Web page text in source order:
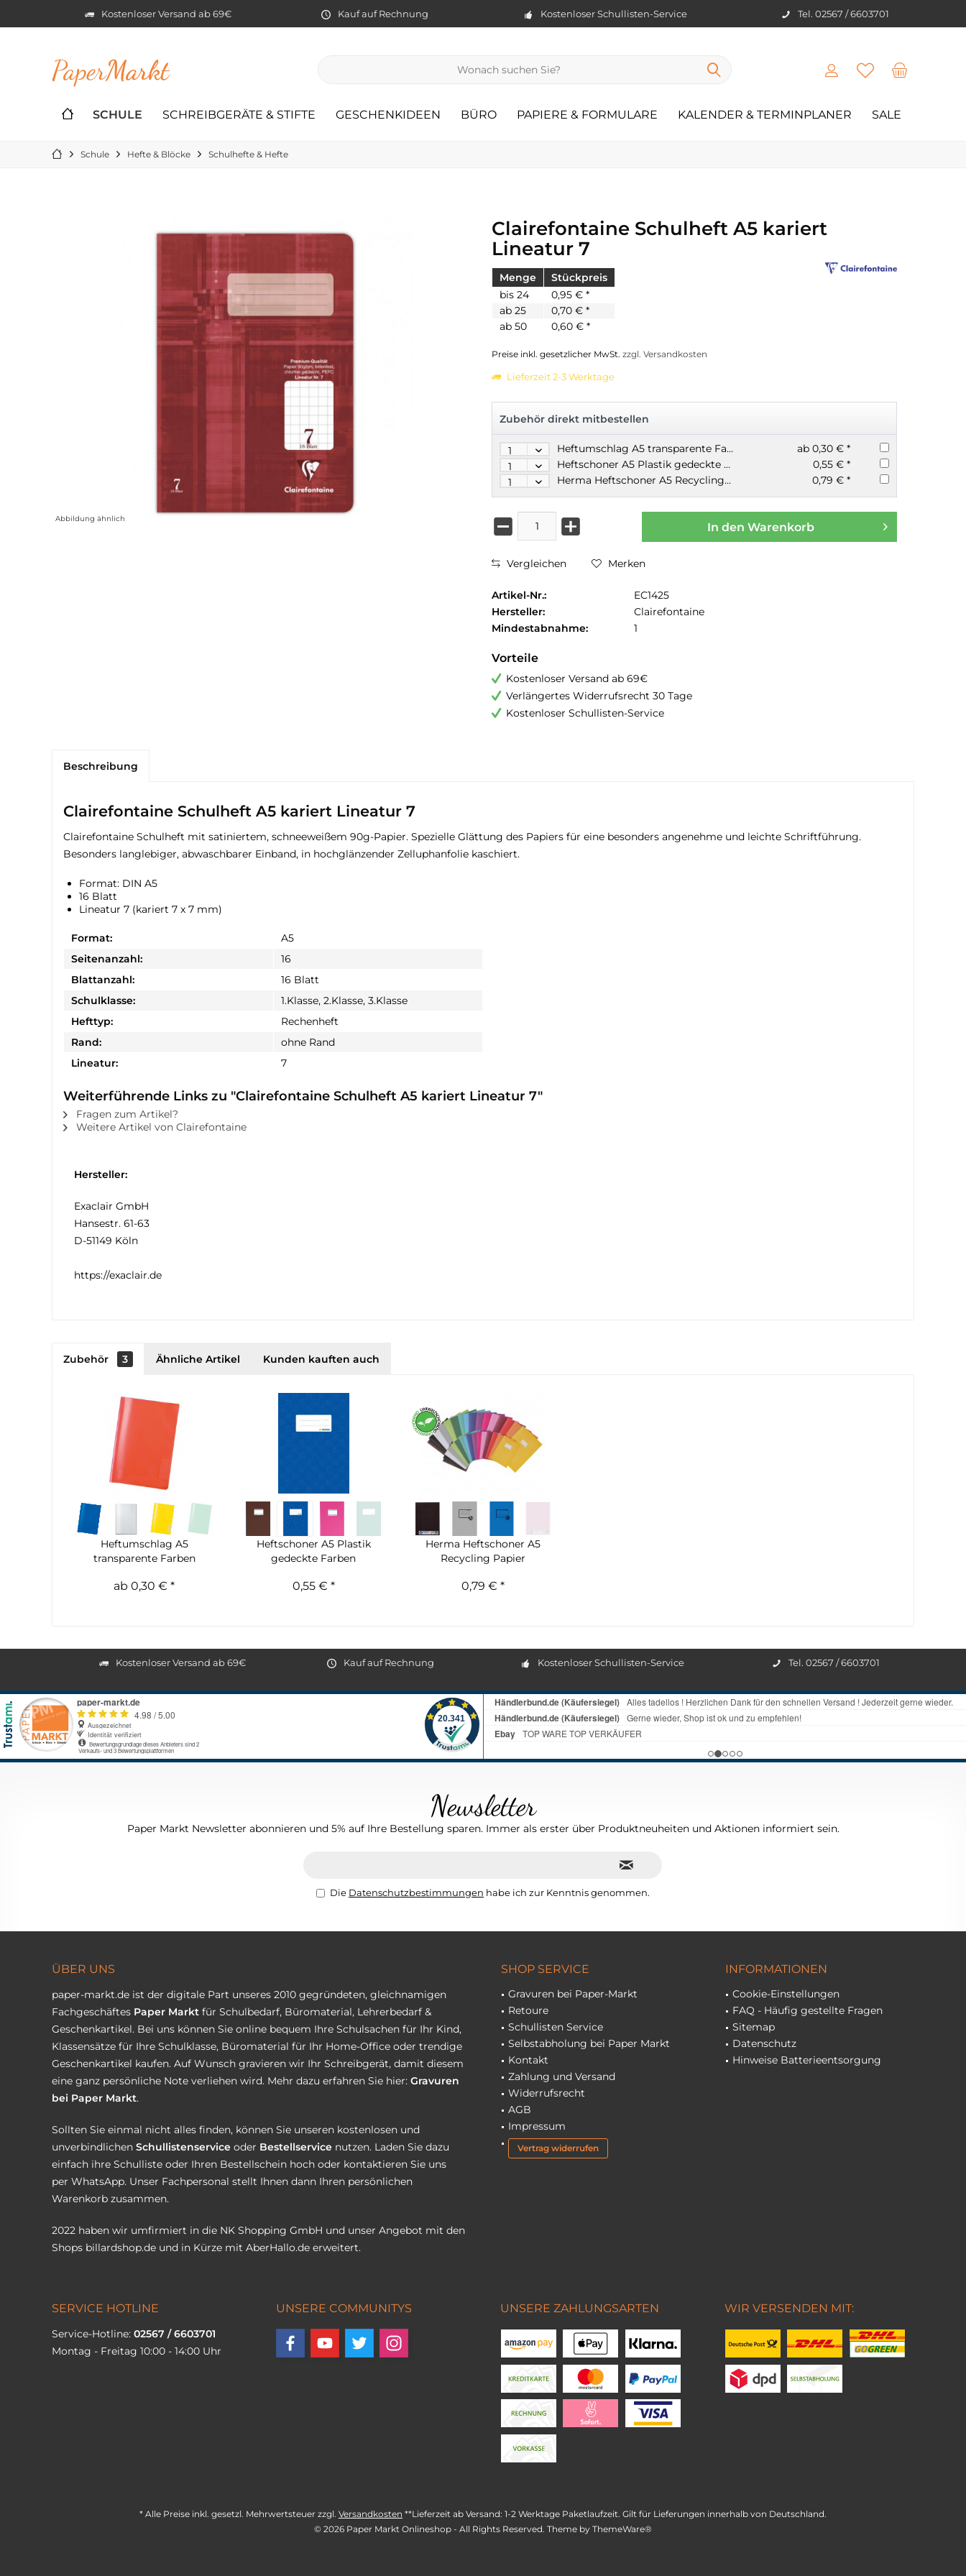
Kostenloser Versand ab 69€ Kauf auf Rechnung Kostenloser Schullisten-Service Tel. 02567 / 6603701
PaperMarkt
SCHULE SCHREIBGERÄTE & STIFTE GESCHENKIDEEN BÜRO PAPIERE & FORMULARE KALENDER & TERMINPLANER SALE
Schule Hefte & Blöcke Schulhefte & Hefte
Abbildung ähnlich
Clairefontaine Schulheft A5 kariert
Lineatur 7
Menge
Stückpreis
bis 24
0,95 € *
ab 25
0,70 € *
ab 50 0,60 € *
Preise inkl. gesetzlicher MwSt. zzgl. Versandkosten
Lieferzeit 2-3 Werktage
Zubehör direkt mitbestellen
Heftumschlag A5 transparente Farben
ab 0,30 € *
Heftschoner A5 Plastik gedeckte Farben
0,55 € *
Herma Heftschoner A5 Recycling Papier
0,79 € *
In den Warenkorb
Vergleichen Merken
Artikel-Nr.:
EC1425
Hersteller:
Clairefontaine
Mindestabnahme:
1
Vorteile
Kostenloser Versand ab 69€
Verlängertes Widerrufsrecht 30 Tage
Kostenloser Schullisten-Service
Beschreibung
Clairefontaine Schulheft A5 kariert Lineatur 7
Clairefontaine Schulheft mit satiniertem, schneeweißem 90g-Papier. Spezielle Glättung des Papiers für eine besonders angenehme und leichte Schriftführung.
Besonders langlebiger, abwaschbarer Einband, in hochglänzender Zelluphanfolie kaschiert.
Format: DIN A5
16 Blatt
Lineatur 7 (kariert 7 x 7 mm)
Format:
A5
Seitenanzahl:
16
Blattanzahl:
16 Blatt
Schulklasse:
1.Klasse, 2.Klasse, 3.Klasse
Hefttyp:
Rechenheft
Rand:
ohne Rand
Lineatur:
7
Weiterführende Links zu "Clairefontaine Schulheft A5 kariert Lineatur 7"
Fragen zum Artikel?
Weitere Artikel von Clairefontaine
Hersteller:
Exaclair GmbH
Hansestr. 61-63
D-51149 Köln
https://exaclair.de
Zubehör 3 Ähnliche Artikel Kunden kauften auch
Heftumschlag A5
transparente Farben
ab 0,30 € *
Heftschoner A5 Plastik
gedeckte Farben
0,55 € *
Herma Heftschoner A5
Recycling Papier
0,79 € *
Kostenloser Versand ab 69€ Kauf auf Rechnung Kostenloser Schullisten-Service Tel. 02567 / 6603701
Newsletter
Paper Markt Newsletter abonnieren und 5% auf Ihre Bestellung sparen. Immer als erster über Produktneuheiten und Aktionen informiert sein.
Die Datenschutzbestimmungen habe ich zur Kenntnis genommen.
ÜBER UNS
paper-markt.de ist der digitale Part unseres 2010 gegründeten, gleichnamigen
Fachgeschäftes Paper Markt für Schulbedarf, Büromaterial, Lehrerbedarf &
Geschenkartikel. Bei uns können Sie online bequem Ihre Schulsachen für Ihr Kind,
Klassensätze für Ihre Schulklasse, Büromaterial für Ihr Home-Office oder trendige
Geschenkartikel kaufen. Auf Wunsch gravieren wir Ihr Schreibgerät, damit diesem
eine ganz persönliche Note verliehen wird. Mehr dazu erfahren Sie hier: Gravuren
bei Paper Markt.
Sollten Sie einmal nicht alles finden, können Sie unseren kostenlosen und
unverbindlichen Schullistenservice oder Bestellservice nutzen. Laden Sie dazu
einfach ihre Schulliste oder Ihren Bestellschein hoch oder kontaktieren Sie uns
per WhatsApp. Unser Fachpersonal stellt Ihnen dann Ihren persönlichen
Warenkorb zusammen.
2022 haben wir umfirmiert in die NK Shopping GmbH und unser Angebot mit den
Shops billardshop.de und in Kürze mit AberHallo.de erweitert.
SHOP SERVICE
Gravuren bei Paper-Markt
Retoure
Schullisten Service
Selbstabholung bei Paper Markt
Kontakt
Zahlung und Versand
Widerrufsrecht
AGB
Impressum
Vertrag widerrufen
INFORMATIONEN
Cookie-Einstellungen
FAQ - Häufig gestellte Fragen
Sitemap
Datenschutz
Hinweise Batterieentsorgung
SERVICE HOTLINE
Service-Hotline: 02567 / 6603701
Montag - Freitag 10:00 - 14:00 Uhr
UNSERE COMMUNITYS UNSERE ZAHLUNGSARTEN WIR VERSENDEN MIT:
* Alle Preise inkl. gesetzl. Mehrwertsteuer zzgl. Versandkosten **Lieferzeit ab Versand: 1-2 Werktage Paketlaufzeit. Gilt für Lieferungen innerhalb von Deutschland.
© 2026 Paper Markt Onlineshop - All Rights Reserved. Theme by ThemeWare®